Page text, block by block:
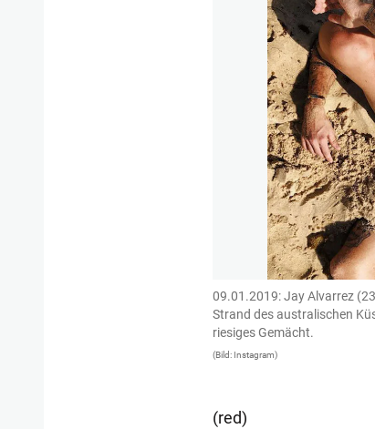
09.01.2019: Jay Alvarrez
Strand des australischen
riesiges Gemächt.
(Bild: Instagram)
(red)